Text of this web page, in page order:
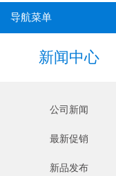
导航菜单
新闻中心
公司新闻
最新促销
新品发布